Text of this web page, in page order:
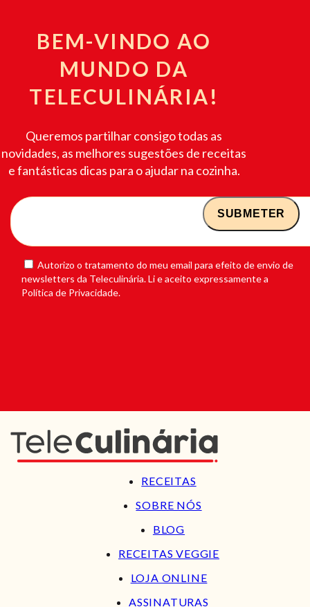
BEM-VINDO AO
MUNDO DA
TELECULINÁRIA!
Queremos partilhar consigo todas as
novidades, as melhores sugestões de receitas
e fantásticas dicas para o ajudar na cozinha.
Autorizo o tratamento do meu email para efeito de envio de
newsletters da Teleculinária. Li e aceito expressamente a
Política de Privacidade.
RECEITAS
SOBRE NÓS
BLOG
RECEITAS VEGGIE
LOJA ONLINE
ASSINATURAS